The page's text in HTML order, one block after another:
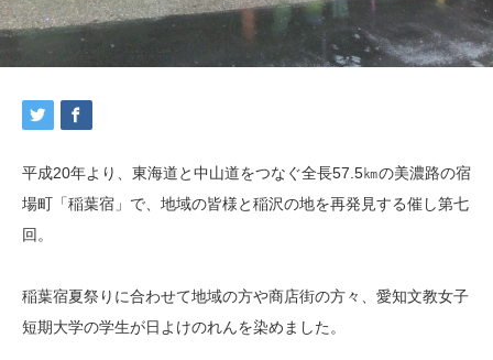
平成20年より、東海道と中山道をつなぐ全長57.5㎞の美濃路の宿
場町「稲葉宿」で、地域の皆様と稲沢の地を再発見する催し第七
回。
稲葉宿夏祭りに合わせて地域の方や商店街の方々、愛知文教女子
短期大学の学生が日よけのれんを染めました。